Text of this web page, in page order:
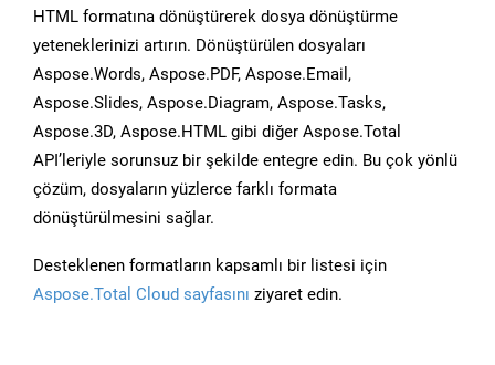
HTML formatına dönüştürerek dosya dönüştürme
yeteneklerinizi artırın. Dönüştürülen dosyaları
Aspose.Words, Aspose.PDF, Aspose.Email,
Aspose.Slides, Aspose.Diagram, Aspose.Tasks,
Aspose.3D, Aspose.HTML gibi diğer Aspose.Total
API’leriyle sorunsuz bir şekilde entegre edin. Bu çok yönlü
çözüm, dosyaların yüzlerce farklı formata
dönüştürülmesini sağlar.
Desteklenen formatların kapsamlı bir listesi için
Aspose.Total Cloud sayfasını ziyaret edin.